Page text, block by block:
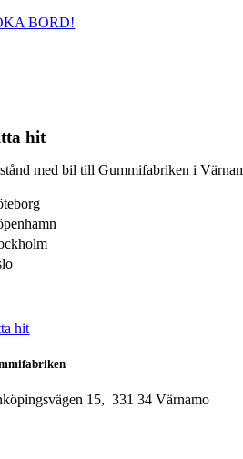
BORD!
hit
med bil till Gummifabriken i
hit
15, 331 34 Värnamo